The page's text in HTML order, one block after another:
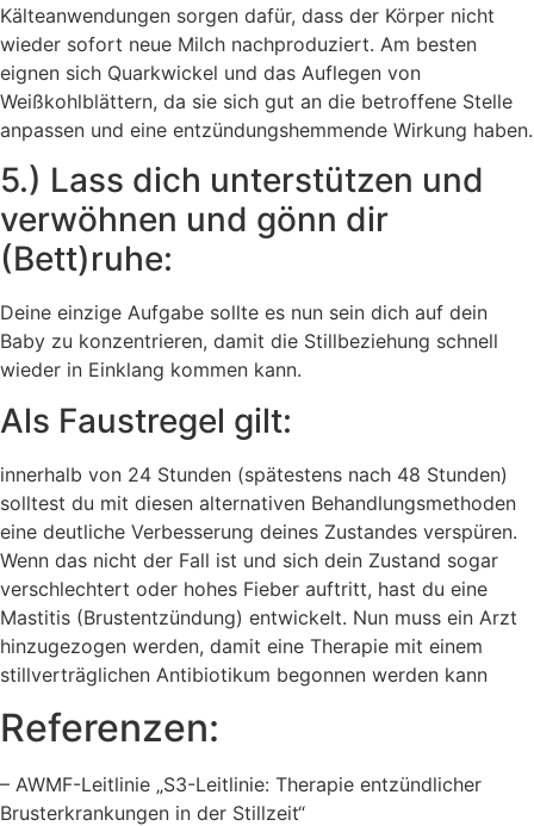
Kälteanwendungen sorgen dafür, dass der Körper nicht
wieder sofort neue Milch nachproduziert. Am besten
eignen sich Quarkwickel und das Auflegen von
Weißkohlblättern, da sie sich gut an die betroffene Stelle
anpassen und eine entzündungshemmende Wirkung haben.
5.) Lass dich unterstützen und
verwöhnen und gönn dir
(Bett)ruhe:
Deine einzige Aufgabe sollte es nun sein dich auf dein
Baby zu konzentrieren, damit die Stillbeziehung schnell
wieder in Einklang kommen kann.
Als Faustregel gilt:
innerhalb von 24 Stunden (spätestens nach 48 Stunden)
solltest du mit diesen alternativen Behandlungsmethoden
eine deutliche Verbesserung deines Zustandes verspüren.
Wenn das nicht der Fall ist und sich dein Zustand sogar
verschlechtert oder hohes Fieber auftritt, hast du eine
Mastitis (Brustentzündung) entwickelt. Nun muss ein Arzt
hinzugezogen werden, damit eine Therapie mit einem
stillverträglichen Antibiotikum begonnen werden kann
Referenzen:
– AWMF-Leitlinie „S3-Leitlinie: Therapie entzündlicher
Brusterkrankungen in der Stillzeit“